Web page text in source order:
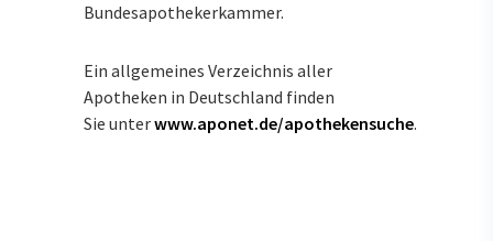
Bundesapothekerkammer.
Ein allgemeines Verzeichnis aller
Apotheken in Deutschland finden
Sie unterwww.aponet.de/apothekensuche.